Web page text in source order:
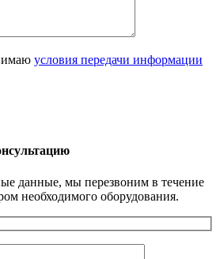
условия передачи информации
данные, мы перезвоним в течение
необходимого оборудования.